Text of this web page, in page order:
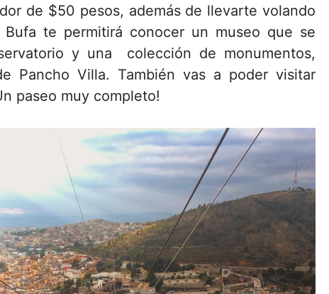
de $50 pesos, además de llevarte volando
te permitirá conocer un museo que se
y una colección de monumentos,
Pancho Villa. También vas a poder visitar
paseo muy completo!